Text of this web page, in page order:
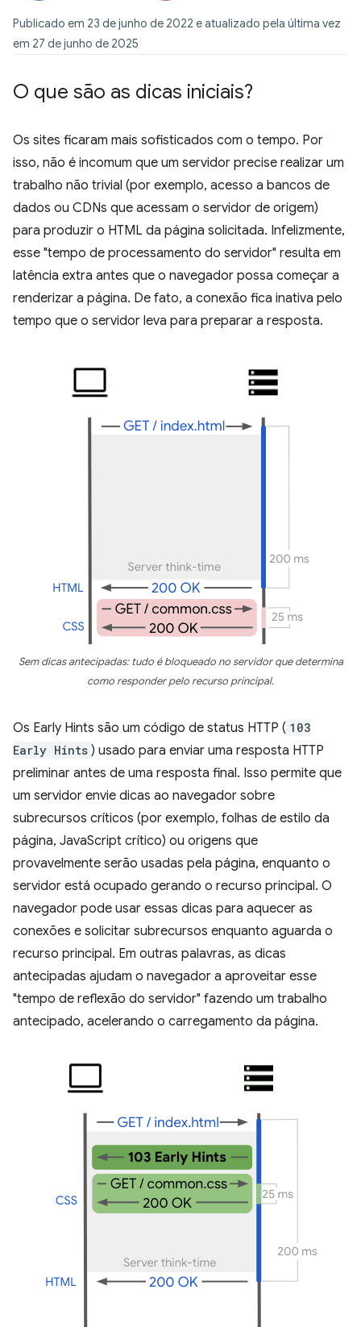
Publicado em 23 de junho de 2022 e atualizado pela última vez
em 27 de junho de 2025
O que são as dicas iniciais?
Os sites ficaram mais sofisticados com o tempo. Por
isso, não é incomum que um servidor precise realizar um
trabalho não trivial (por exemplo, acesso a bancos de
dados ou CDNs que acessam o servidor de origem)
para produzir o HTML da página solicitada. Infelizmente,
esse "tempo de processamento do servidor" resulta em
latência extra antes que o navegador possa começar a
renderizar a página. De fato, a conexão fica inativa pelo
tempo que o servidor leva para preparar a resposta.
Sem dicas antecipadas: tudo é bloqueado no servidor que determina
como responder pelo recurso principal.
Os Early Hints são um código de status HTTP ( 103
Early Hints ) usado para enviar uma resposta HTTP
preliminar antes de uma resposta final. Isso permite que
um servidor envie dicas ao navegador sobre
subrecursos críticos (por exemplo, folhas de estilo da
página, JavaScript crítico) ou origens que
provavelmente serão usadas pela página, enquanto o
servidor está ocupado gerando o recurso principal. O
navegador pode usar essas dicas para aquecer as
conexões e solicitar subrecursos enquanto aguarda o
recurso principal. Em outras palavras, as dicas
antecipadas ajudam o navegador a aproveitar esse
"tempo de reflexão do servidor" fazendo um trabalho
antecipado, acelerando o carregamento da página.